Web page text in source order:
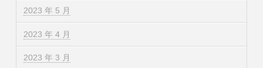
2023 年 5 月
2023 年 4 月
2023 年 3 月